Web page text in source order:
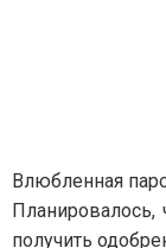
Влюбленная
получить